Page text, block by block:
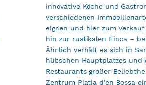
innovative Köche und
verschiedenen
eignen und hier zum
hin zur rustikalen Finca –
Ähnlich verhält es sich in
hübschen Hauptplatzes und
Restaurants großer
Zentrum Platja d’en Bossa